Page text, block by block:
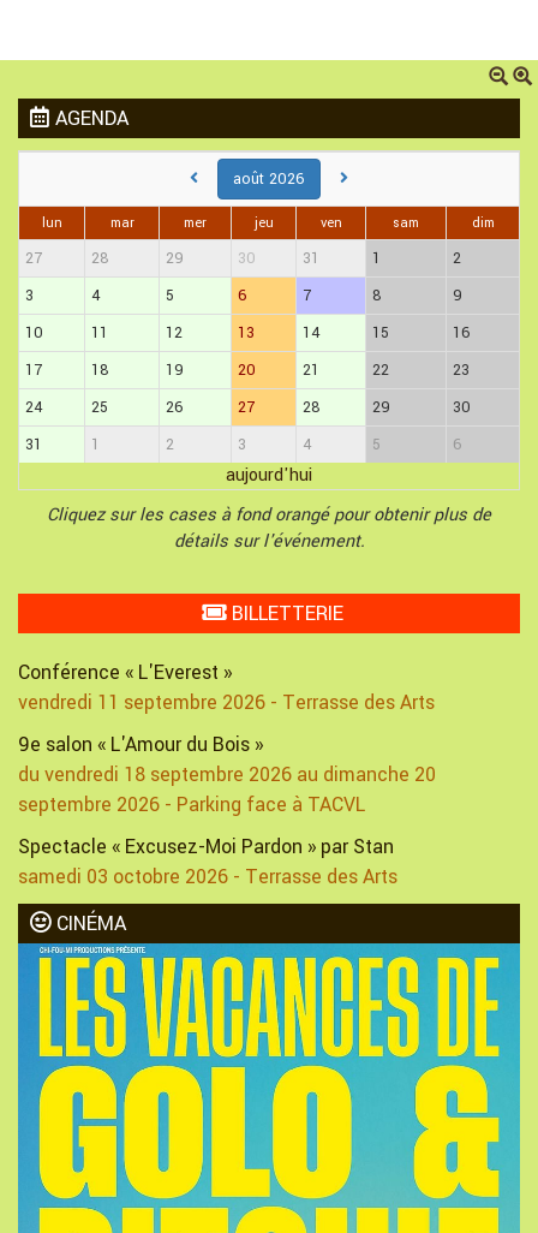
AGENDA
août 2026
lun mar mer jeu ven sam dim
27 28 29 30 31 1
2
3
4 5 6 7 8
9
10
11 12 13 14 15
16
17
18 19 20 21 22
23
24
25 26 27 28 29
30
31
1 2 3 4 5 6
aujourd'hui
Cliquez sur les cases à fond orangé pour obtenir plus de
détails sur l'événement.
BILLETTERIE
Conférence « L'Everest »
vendredi 11 septembre 2026 - Terrasse des Arts
9e salon « L'Amour du Bois »
du vendredi 18 septembre 2026 au dimanche 20
septembre 2026 - Parking face à TACVL
Spectacle « Excusez-Moi Pardon » par Stan
samedi 03 octobre 2026 - Terrasse des Arts
CINÉMA